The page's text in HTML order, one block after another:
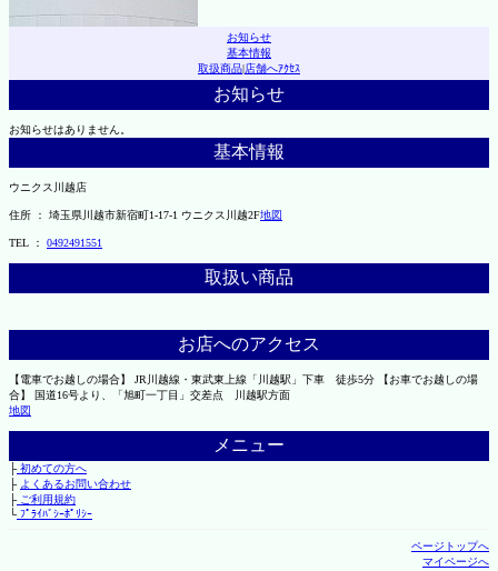
お知らせ
基本情報
取扱商品|店舗へｱｸｾｽ
お知らせ
お知らせはありません。
基本情報
ウニクス川越店
住所 ： 埼玉県川越市新宿町1-17-1 ウニクス川越2F地図
TEL ： 0492491551
取扱い商品
お店へのアクセス
【電車でお越しの場合】 JR川越線・東武東上線「川越駅」下車 徒歩5分 【お車でお越しの場
合】 国道16号より、「旭町一丁目」交差点 川越駅方面
地図
メニュー
├初めての方へ
├ よくあるお問い合わせ
├ご利用規約
└ﾌﾟﾗｲﾊﾞｼｰﾎﾟﾘｼｰ
ページトップへ
マイページへ